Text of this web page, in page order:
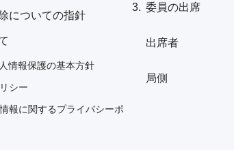
3. 委員の出席
出席者
局側
についての指針
情報保護の基本方針
シー
報に関するプライバシーポ